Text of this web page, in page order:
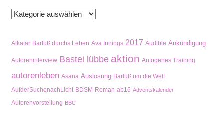
Kategorien
Alkatar Barfuß durchs Leben Ava Innings 2017 Audible Ankündigung
Autoreninterview Bastei lübbe aktion Autogenes Training
autorenleben Asana Auslosung Barfuß um die Welt
AufderSuchenachLicht BDSM-Roman ab16 Adventskalender
Autorenvorstellung BBC